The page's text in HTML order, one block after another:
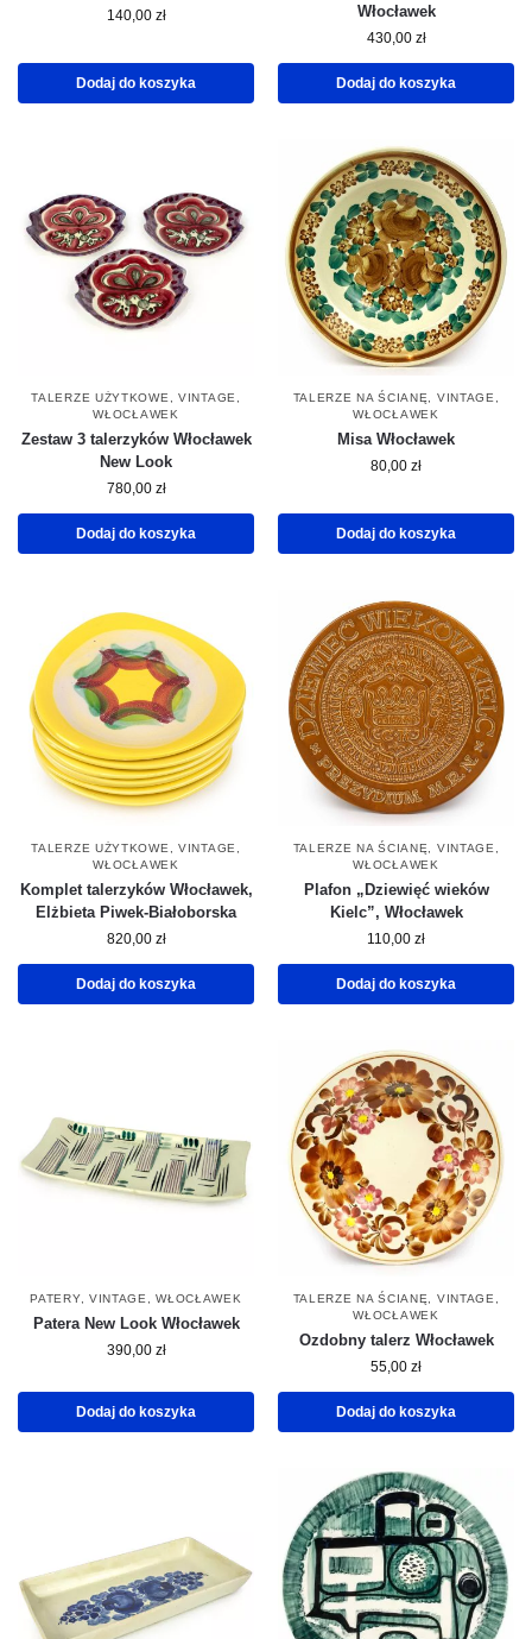
140,00 zł
Dodaj do koszyka
Włocławek
430,00 zł
Dodaj do koszyka
TALERZE UŻYTKOWE VINTAGE
WŁOCŁAWEK
Zestaw 3 talerzyków Włocławek
New Look
780,00 zł
Dodaj do koszyka
TALERZE NA ŚCIANĘ VINTAGE
WŁOCŁAWEK
Misa Włocławek
80,00 zł
Dodaj do koszyka
TALERZE UŻYTKOWE VINTAGE
WŁOCŁAWEK
Komplet talerzyków Włocławek,
Elżbieta Piwek-Białoborska
820,00 zł
Dodaj do koszyka
TALERZE NA ŚCIANĘ VINTAGE
WŁOCŁAWEK
Plafon „Dziewięć wieków
Kielc”, Włocławek
110,00 zł
Dodaj do koszyka
PATERY, VINTAGE ,WŁOCŁAWEK
Patera New Look Włocławek
390,00 zł
Dodaj do koszyka
TALERZE NA ŚCIANĘ VINTAGE
WŁOCŁAWEK
Ozdobny talerz Włocławek
55,00 zł
Dodaj do koszyka